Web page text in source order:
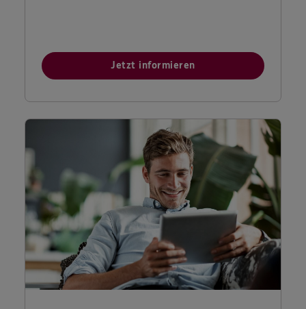
Jetzt informieren